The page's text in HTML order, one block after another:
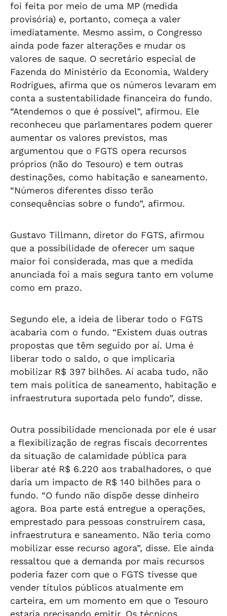
foi feita por meio de uma MP (medida
provisória) e, portanto, começa a valer
imediatamente. Mesmo assim, o Congresso
ainda pode fazer alterações e mudar os
valores de saque. O secretário especial de
Fazenda do Ministério da Economia, Waldery
Rodrigues, afirma que os números levaram em
conta a sustentabilidade financeira do fundo.
“Atendemos o que é possível”, afirmou. Ele
reconheceu que parlamentares podem querer
aumentar os valores previstos, mas
argumentou que o FGTS opera recursos
próprios (não do Tesouro) e tem outras
destinações, como habitação e saneamento.
“Números diferentes disso terão
consequências sobre o fundo”, afirmou.
Gustavo Tillmann, diretor do FGTS, afirmou
que a possibilidade de oferecer um saque
maior foi considerada, mas que a medida
anunciada foi a mais segura tanto em volume
como em prazo.
Segundo ele, a ideia de liberar todo o FGTS
acabaria com o fundo. “Existem duas outras
propostas que têm seguido por aí. Uma é
liberar todo o saldo, o que implicaria
mobilizar R$ 397 bilhões. Aí acaba tudo, não
tem mais política de saneamento, habitação e
infraestrutura suportada pelo fundo”, disse.
Outra possibilidade mencionada por ele é usar
a flexibilização de regras fiscais decorrentes
da situação de calamidade pública para
liberar até R$ 6.220 aos trabalhadores, o que
daria um impacto de R$ 140 bilhões para o
fundo. “O fundo não dispõe desse dinheiro
agora. Boa parte está entregue a operações,
emprestado para pessoas construírem casa,
infraestrutura e saneamento. Não teria como
mobilizar esse recurso agora”, disse. Ele ainda
ressaltou que a demanda por mais recursos
poderia fazer com que o FGTS tivesse que
vender títulos públicos atualmente em
carteira, em um momento em que o Tesouro
estaria precisando emitir. Os técnicos